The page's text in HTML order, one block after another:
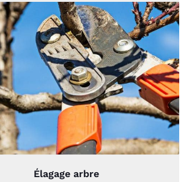
Élagage arbre